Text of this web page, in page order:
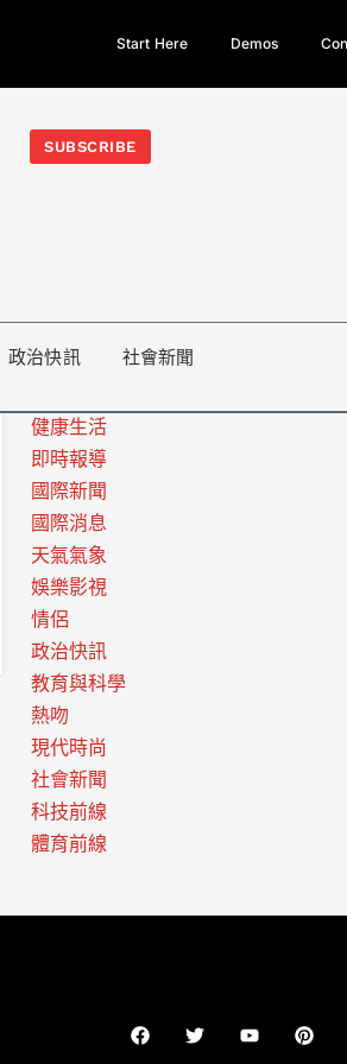
今日熱門新聞TOP3｜西拉雅族正式成第17個原
Start Here Demos
SUBSCRIBE
政治快訊 社會新聞
健康生活
即時報導
國際新聞
國際消息
天氣氣象
娛樂影視
情侶
政治快訊
教育與科學
熱吻
現代時尚
社會新聞
科技前線
體育前線